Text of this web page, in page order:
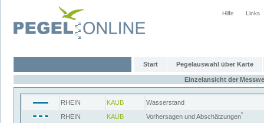
Hilfe Links
Start Pegelauswahl über Karte
Einzelansicht der
RHEIN KAUB
Wasserstand
RHEIN
KAUB Vorhersagen und Abschätzungen*